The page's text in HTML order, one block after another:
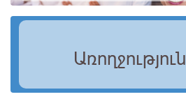
Առողջություն